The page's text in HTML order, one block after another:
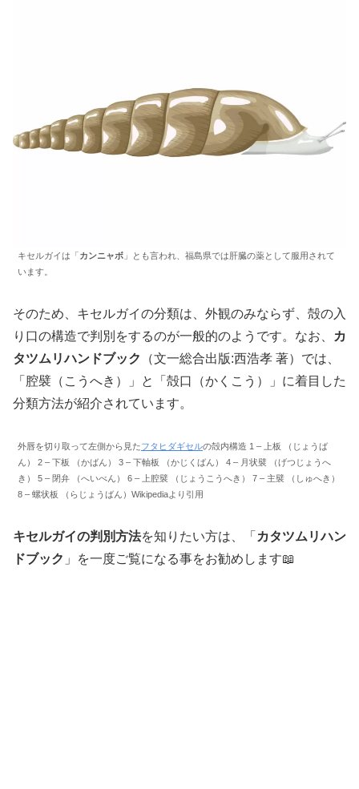
キセルガイは「 カンニャボ 」とも言われ、福島県では肝臓の薬として服用されて
います。
そのため、キセルガイの分類は、外観のみならず、殻の入
り口の構造で判別をするのが一般的のようです。なお、
カ
タツムリハンドブック
（文一総合出版:西浩孝 著）では、
「腔襞（こうへき）」と「殻口（かくこう）」に着目した
分類方法が紹介されています。
外唇を切り取って左側から見たフタヒダギセルの殻内構造 1 – 上板 （じょうば
ん） 2 – 下板 （かばん） 3 – 下軸板 （かじくばん） 4 – 月状襞 （げつじょうへ
き） 5 – 閉弁 （へいべん） 6 – 上腔襞 （じょうこうへき） 7 – 主襞 （しゅへき）
8 – 螺状板 （らじょうばん）Wikipediaより引用
キセルガイの判別方法を知りたい方は、「 カタツムリハン
ドブック 」を一度ご覧になる事をお勧めします📖